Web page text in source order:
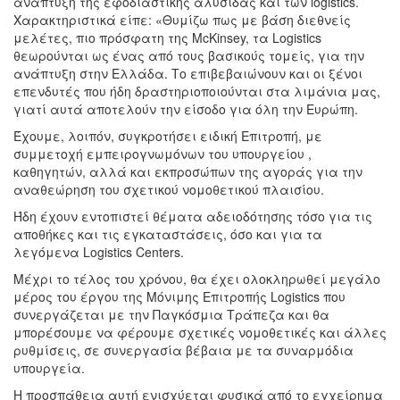
Χαρακτηριστικά είπε: «Θυμίζω πως με βάση διεθνείς
μελέτες, πιο πρόσφατη της McΚinsey, τα Logistics
θεωρούνται ως ένας από τους βασικούς τομείς, για την
ανάπτυξη στην Ελλάδα. Το επιβεβαιώνουν και οι ξένοι
επενδυτές που ήδη δραστηριοποιούνται στα λιμάνια μας,
γιατί αυτά αποτελούν την είσοδο για όλη την Ευρώπη.
Έχουμε, λοιπόν, συγκροτήσει ειδική Επιτροπή, με
συμμετοχή εμπειρογνωμόνων του υπουργείου ,
καθηγητών, αλλά και εκπροσώπων της αγοράς για την
αναθεώρηση του σχετικού νομοθετικού πλαισίου.
Ήδη έχουν εντοπιστεί θέματα αδειοδότησης τόσο για τις
αποθήκες και τις εγκαταστάσεις, όσο και για τα
λεγόμενα Logistics Centers.
Μέχρι το τέλος του χρόνου, θα έχει ολοκληρωθεί μεγάλο
μέρος του έργου της Μόνιμης Επιτροπής Logistics που
συνεργάζεται με την Παγκόσμια Τράπεζα και θα
μπορέσουμε να φέρουμε σχετικές νομοθετικές και άλλες
ρυθμίσεις, σε συνεργασία βέβαια με τα συναρμόδια
υπουργεία.
Η προσπάθεια αυτή ενισχύεται φυσικά από το εγχείρημα